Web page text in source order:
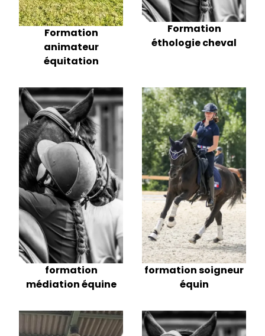
Formation
animateur
équitation
Formation
éthologie cheval
formation
médiation équine
formation soigneur
équin